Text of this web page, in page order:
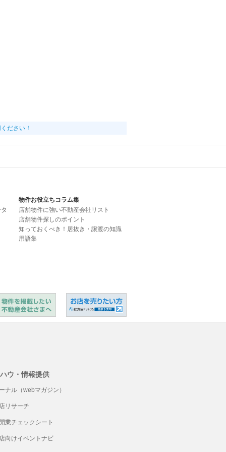
ださい！
物件お役立ちコラム集
店舗物件に強い不動産会社リスト
店舗物件探しのポイント
知っておくべき！居抜き・譲渡の知識
用語集
ウ・情報提供
ナル（webマガジン）
リサーチ
業チェックシート
向けイベントナビ